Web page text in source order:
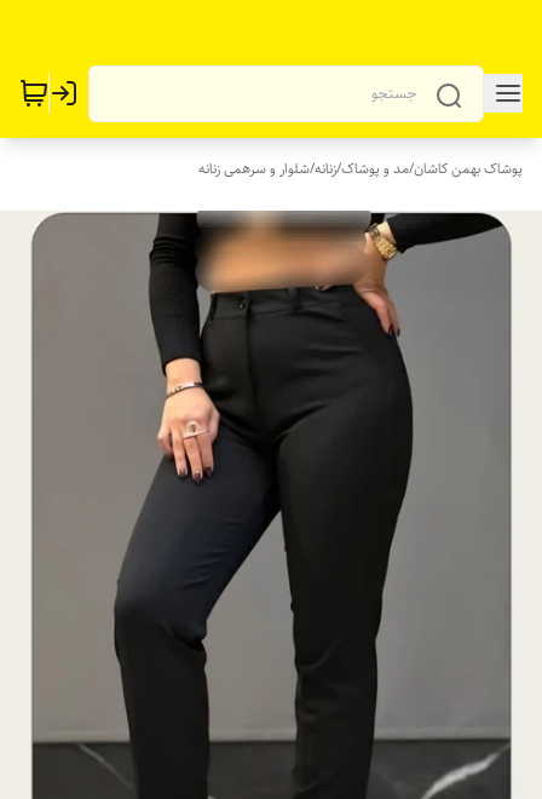
پوشاک بهمن کاشان/مد و پوشاک/زنانه/شلوار و سرهمی زنانه